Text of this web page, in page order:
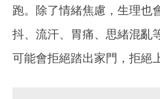
跑。除了情緒焦慮，生理也
抖、流汗、胃痛、思緒混亂
可能會拒絕踏出家門，拒絕